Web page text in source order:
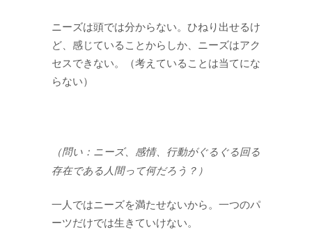
ニーズは頭では分からない。ひねり出せるけ
ど、感じていることからしか、ニーズはアク
セスできない。（考えていることは当てにな
らない）
（問い：ニーズ、感情、行動がぐるぐる回る
存在である人間って何だろう？）
一人ではニーズを満たせないから。一つのパ
ーツだけでは生きていけない。